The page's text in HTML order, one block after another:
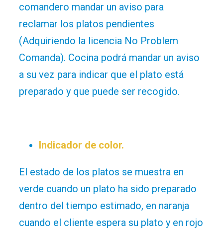
comandero mandar un aviso para
reclamar los platos pendientes
(Adquiriendo la licencia No Problem
Comanda). Cocina podrá mandar un aviso
a su vez para indicar que el plato está
preparado y que puede ser recogido.
Indicador de color.
El estado de los platos se muestra en
verde cuando un plato ha sido preparado
dentro del tiempo estimado, en naranja
cuando el cliente espera su plato y en rojo